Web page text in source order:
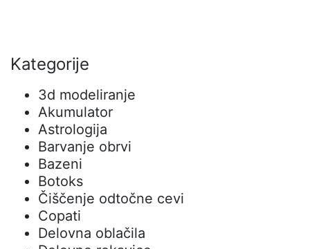
Kategorije
3d modeliranje
Akumulator
Astrologija
Barvanje obrvi
Bazeni
Botoks
Čiščenje odtočne cevi
Copati
Delovna oblačila